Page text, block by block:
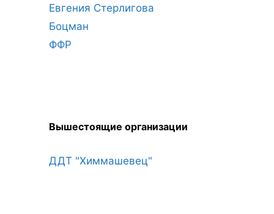
Евгения Стерлигова
Боцман
ФФР
Вышестоящие организации
ДДТ "Химмашевец"